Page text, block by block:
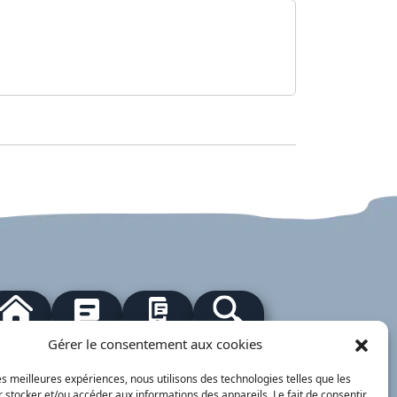
Gérer le consentement aux cookies
meilleures expériences, nous utilisons des technologies telles que les
Démarches Contacts Mentions Plan du site